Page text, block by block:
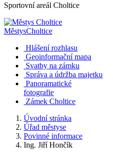
Sportovní areál Choltice
MěstysCholtice
Hlášení rozhlasu
Geoinformační mapa
Svatby na zámku
Správa a údržba majetku
Panoramatické
fotografie
Zámek Choltice
Úvodní stránka
Úřad městyse
Povinné informace
Ing. Jiří Hončík